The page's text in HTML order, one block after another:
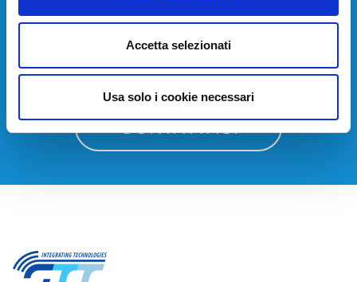
Accetta selezionati
Usa solo i cookie necessari
Devi installare o aggiornare i tuoi sistemi di
telecomunicazione?
Contattaci per avere una consulenza gratuita.
CONTATTACI